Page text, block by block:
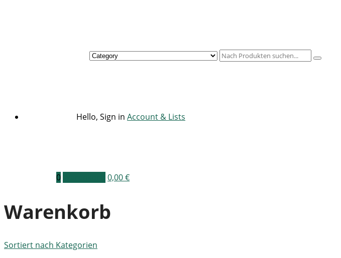
Hello, Sign in Account & Lists
0 0,00€
Warenkorb
Sortiert nach Kategorien